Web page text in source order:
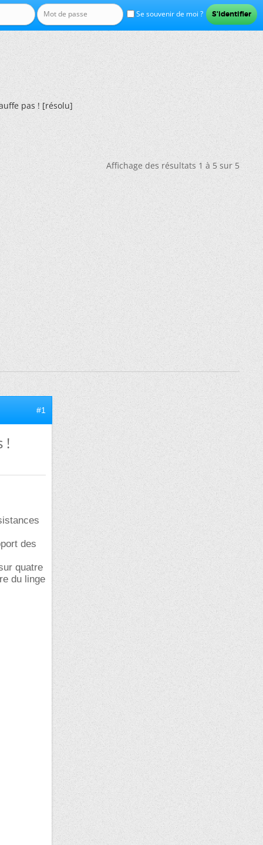
Se souvenir de moi ?
pas ! [résolu]
Affichage des résultats 1 à 5 sur 5
#1
!
des
quatre
du linge